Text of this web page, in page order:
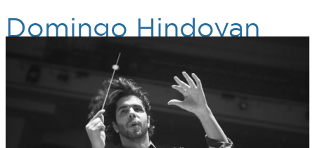
Domingo Hindoyan